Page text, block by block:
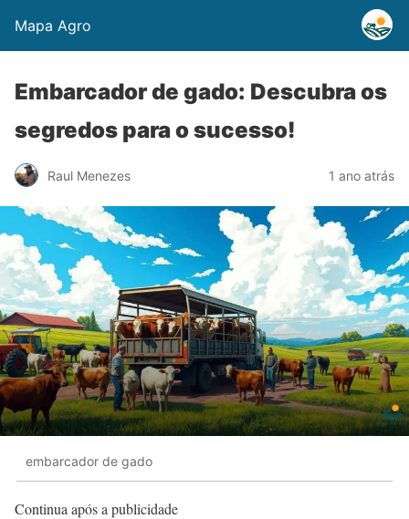
Mapa Agro
Embarcador de gado: Descubra os
segredos para o sucesso!
Raul Menezes 1 ano atrás
embarcador de gado
Continua após a publicidade